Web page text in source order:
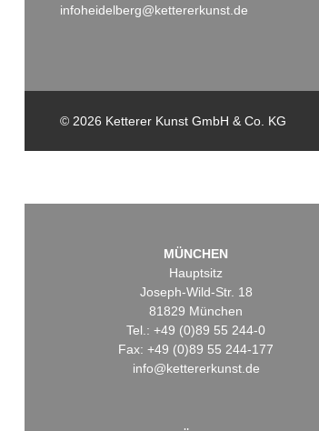
infoheidelberg@kettererkunst.de
© 2026 Ketterer Kunst GmbH & Co. KG
MÜNCHEN
Hauptsitz
Joseph-Wild-Str. 18
81829 München
Tel.: +49 (0)89 55 244-0
Fax: +49 (0)89 55 244-177
info@kettererkunst.de